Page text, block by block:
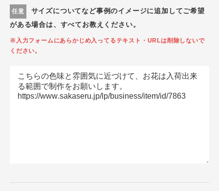
任意
サイズについてなど事例のイメージに追加してご希望
がある場合は、すべてお教えください。
※入力フォームにあらかじめ入ってるテキスト・URLは削除しないで
ください。